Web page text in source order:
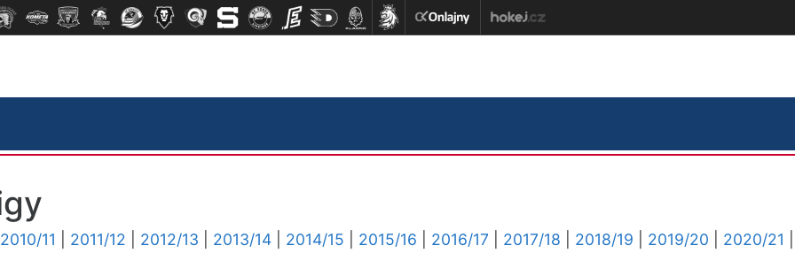
2010/11 2011/12 2012/13 2013/14 2014/15 2015/16 2016/17 2017/18 2018/19 2019/20 2020/21